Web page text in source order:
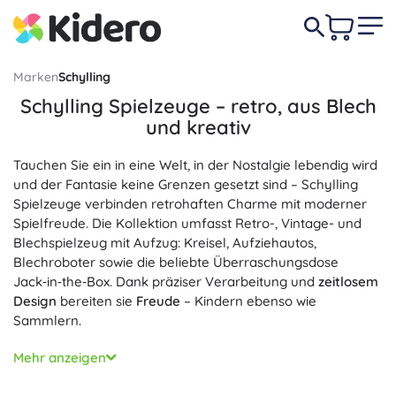
MarkenSchylling
Schylling Spielzeuge – retro, aus Blech
und kreativ
Tauchen Sie ein in eine Welt, in der Nostalgie lebendig wird
und der Fantasie keine Grenzen gesetzt sind – Schylling
Spielzeuge verbinden retrohaften Charme mit moderner
Spielfreude. Die Kollektion umfasst Retro-, Vintage- und
Blechspielzeug mit Aufzug: Kreisel, Aufziehautos,
Blechroboter sowie die beliebte Überraschungsdose
Jack‑in‑the‑Box. Dank präziser Verarbeitung und zeitlosem
Design bereiten sie Freude – Kindern ebenso wie
Sammlern.
Schylling legt Wert auf
glatte Kanten, robustes Blech und ungiftige Farben. Die
Mehr anzeigen